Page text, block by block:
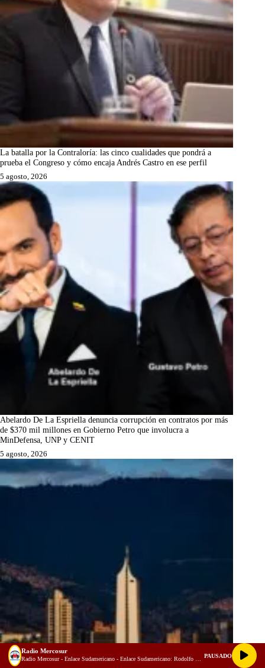
La batalla por la Contraloría: las cinco cualidades que pondrá a
prueba el Congreso y cómo encaja Andrés Castro en ese perfil
5 agosto, 2026
Abelardo De La Espriella denuncia corrupción en contratos por más
de $370 mil millones en Gobierno Petro que involucra a
MinDefensa, UNP y CENIT
5 agosto, 2026
Radio Mercosur
PAUSADO